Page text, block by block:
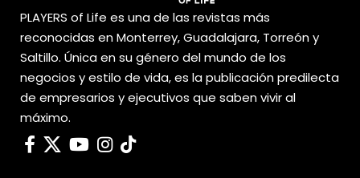
PLAYERS of Life es una de las revistas más
reconocidas en Monterrey, Guadalajara, Torreón y
Saltillo. Única en su género del mundo de los
negocios y estilo de vida, es la publicación predilecta
de empresarios y ejecutivos que saben vivir al
máximo.